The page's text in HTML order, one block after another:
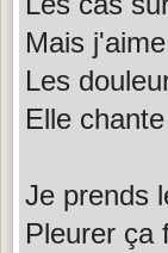
Mais
Les
Elle
Je prends
Pleurer ça